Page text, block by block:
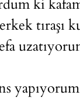
ki
tıraşı